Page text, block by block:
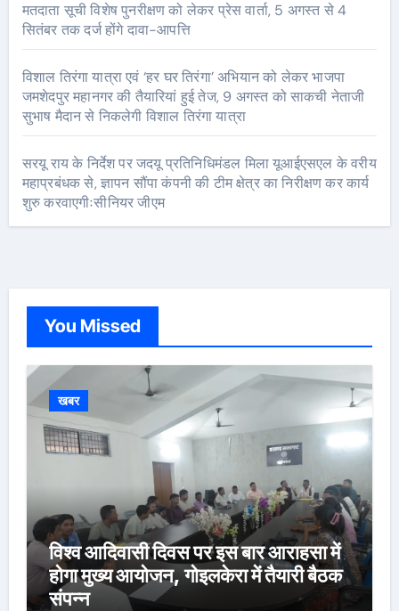
मतदाता सूची विशेष पुनरीक्षण को लेकर प्रेस वार्ता, 5 अगस्त से 4
सितंबर तक दर्ज होंगे दावा-आपत्ति
विशाल तिरंगा यात्रा एवं ‘हर घर तिरंगा’ अभियान को लेकर भाजपा
जमशेदपुर महानगर की तैयारियां हुई तेज, 9 अगस्त को साकची नेताजी
सुभाष मैदान से निकलेगी विशाल तिरंगा यात्रा
सरयू राय के निर्देश पर जदयू प्रतिनिधिमंडल मिला यूआईएसएल के वरीय
महाप्रबंधक से, ज्ञापन सौंपा कंपनी की टीम क्षेत्र का निरीक्षण कर कार्य
शुरु करवाएगीःसीनियर जीएम
You Missed
खबर
विश्व आदिवासी दिवस पर इस बार आराहसा में
होगा मुख्य आयोजन, गोइलकेरा में तैयारी बैठक
संपन्न